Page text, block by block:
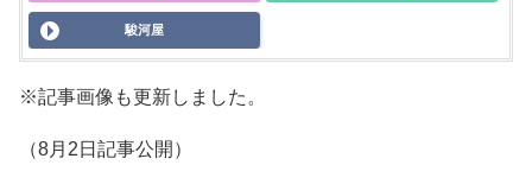
駿河屋
※記事画像も更新しました。
（8月2日記事公開）